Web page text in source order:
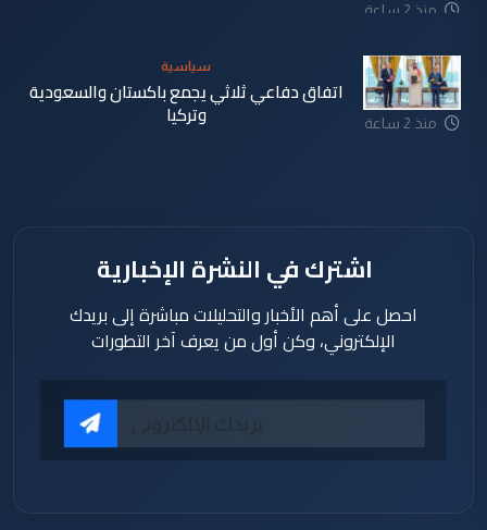
منذ 2 ساعة
منذ 2 ساعة
سياسية
اتفاق دفاعي ثلاثي يجمع باكستان والسعودية
وتركيا
اشترك في النشرة الإخبارية
احصل على أهم الأخبار والتحليلات مباشرة إلى بريدك
الإلكتروني، وكن أول من يعرف آخر التطورات